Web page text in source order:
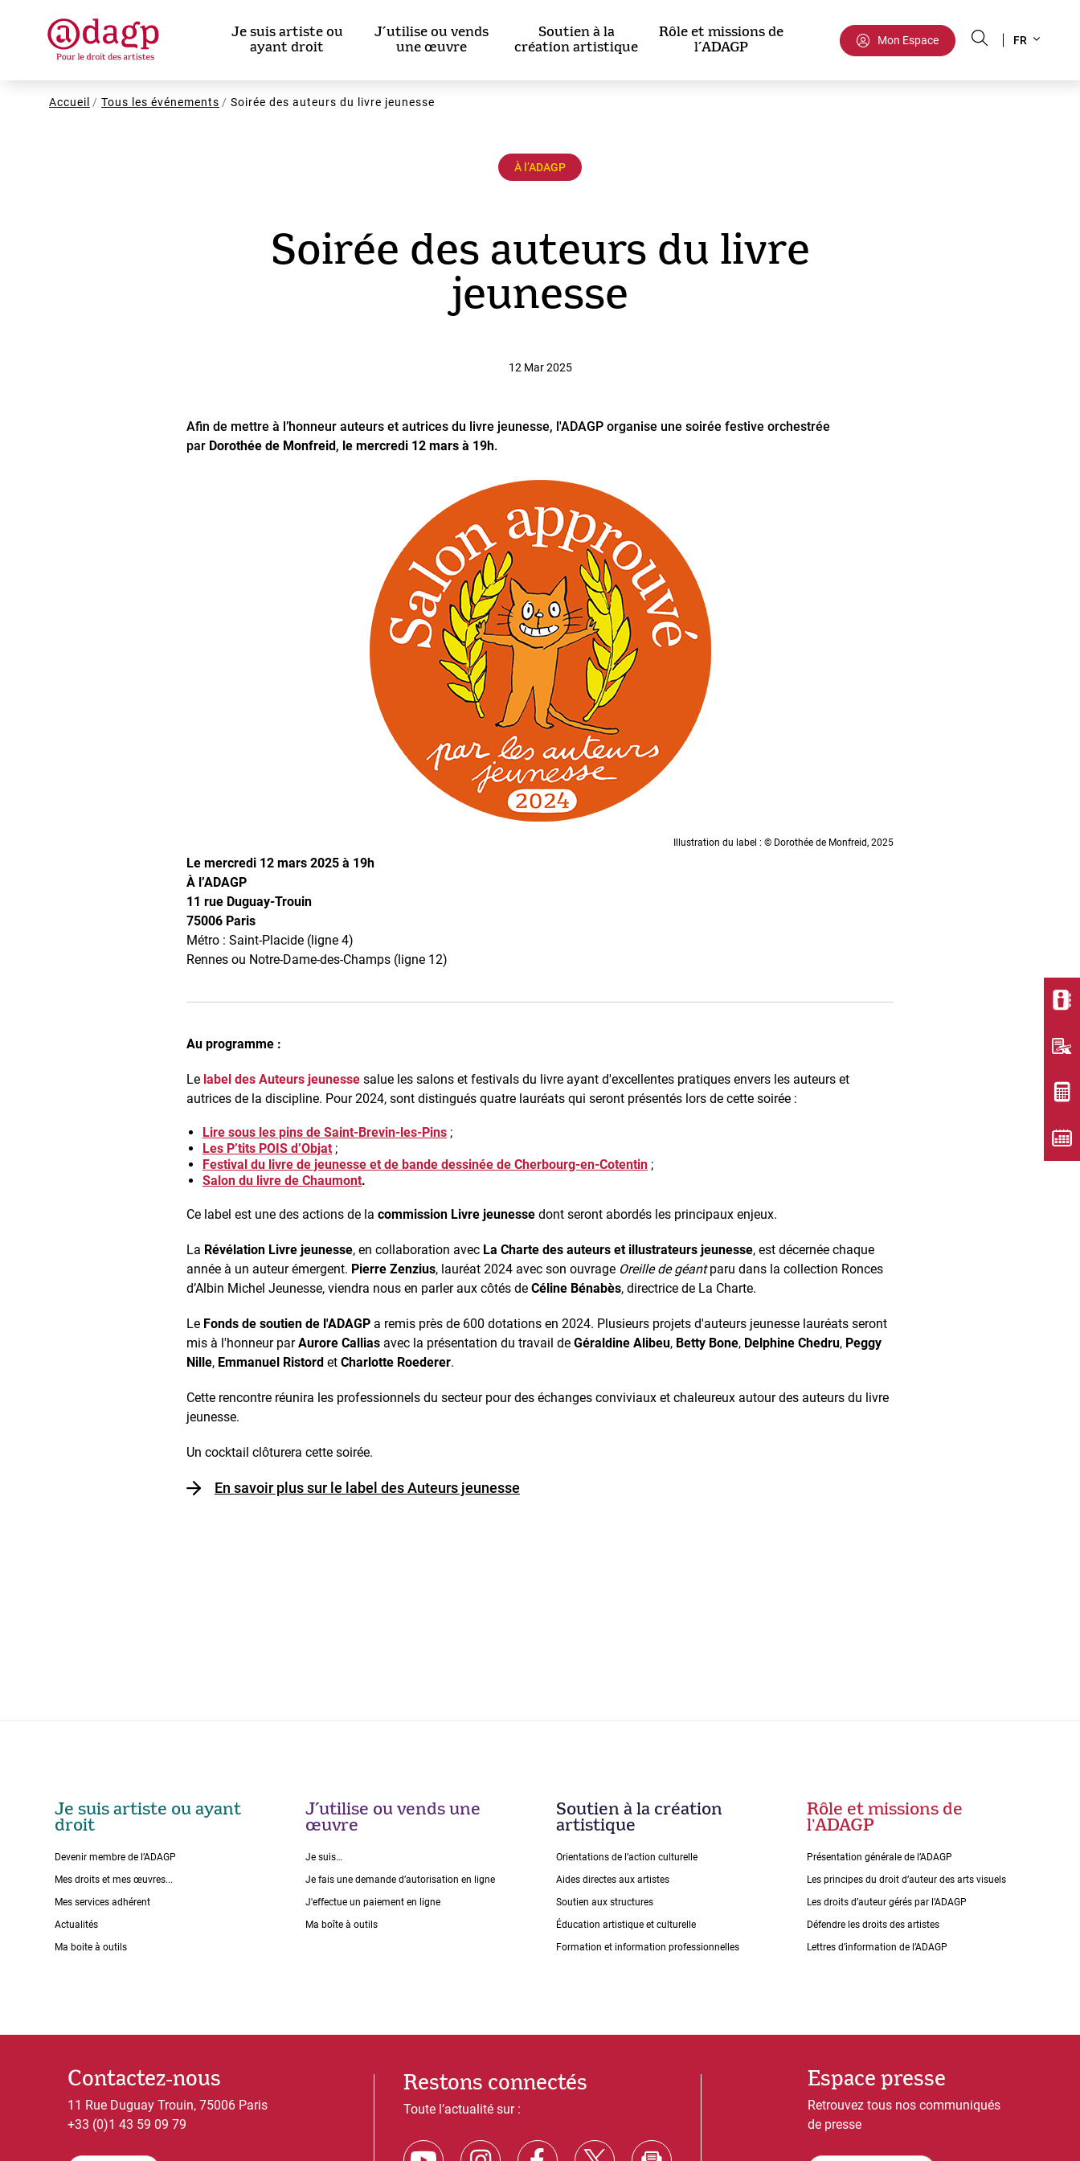
Je suis artiste ou
ayant droit
J’utilise ou vends
une œuvre
Soutien à la
création artistique
Rôle et missions de
l’ADAGP
Mon Espace
your
FR
Fil
Accueil Tous les événements Soirée des auteurs du livre jeunesse
À l’ADAGP
Soirée des auteurs du livre
jeunesse
12 Mar 2025
Afin de mettre à l’honneur auteurs et autrices du livre jeunesse, l'ADAGP organise une soirée festive orchestrée
par Dorothée de Monfreid, le mercredi 12 mars à 19h.
Illustration du label : © Dorothée de Monfreid, 2025
Le mercredi 12 mars 2025 à 19h
À l’ADAGP
11 rue Duguay-Trouin
75006 Paris
Métro : Saint-Placide (ligne 4)
Rennes ou Notre-Dame-des-Champs (ligne 12)
Au programme :
Le label des Auteurs jeunesse salue les salons et festivals du livre ayant d'excellentes pratiques envers les auteurs et
autrices de la discipline. Pour 2024, sont distingués quatre lauréats qui seront présentés lors de cette soirée :
Lire sous les pins de Saint-Brevin-les-Pins ;
Les P’tits POIS d’Objat ;
Festival du livre de jeunesse et de bande dessinée de Cherbourg-en-Cotentin ;
Salon du livre de Chaumont.
Ce label est une des actions de la commission Livre jeunesse dont seront abordés les principaux enjeux.
La Révélation Livre jeunesse, en collaboration avec La Charte des auteurs et illustrateurs jeunesse, est décernée chaque
année à un auteur émergent. Pierre Zenzius, lauréat 2024 avec son ouvrage Oreille de géantparu dans la collection Ronces
d’Albin Michel Jeunesse, viendra nous en parler aux côtés de Céline Bénabès, directrice de La Charte.
Le Fonds de soutien de l'ADAGP a remis près de 600 dotations en 2024. Plusieurs projets d'auteurs jeunesse lauréats seront
mis à l'honneur parAurore Callias avec la présentation du travail de Géraldine Alibeu, Betty Bone, Delphine Chedru, Peggy
Nille, Emmanuel Ristord et Charlotte Roederer.
Cette rencontre réunira les professionnels du secteur pour des échanges conviviaux et chaleureux autour des auteurs du livre
jeunesse.
Un cocktail clôturera cette soirée.
En savoir plus sur le label des Auteurs jeunesse
Je suis artiste ou ayant
droit
Devenir membre de l’ADAGP
Mes droits et mes œuvres...
Mes services adhérent
Actualités
Ma boite à outils
J’utilise ou vends une
œuvre
Je suis…
Je fais une demande dʼautorisation en ligne
J'effectue un paiement en ligne
Ma boîte à outils
Soutien à la création
artistique
Orientations de lʼaction culturelle
Aides directes aux artistes
Soutien aux structures
Éducation artistique et culturelle
Formation et information professionnelles
Rôle et missions de
lʼADAGP
Présentation générale de l’ADAGP
Les principes du droit dʼauteur des arts visuels
Les droits dʼauteur gérés par lʼADAGP
Défendre les droits des artistes
Lettres dʼinformation de lʼADAGP
Contactez-nous
11 Rue Duguay Trouin, 75006 Paris
+33 (0)1 43 59 09 79
Restons connectés
Toute l’actualité sur :
Espace presse
Retrouvez tous nos communiqués
de presse